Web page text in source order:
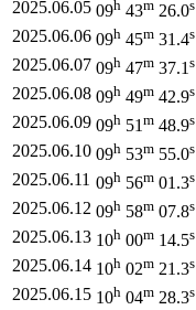
2025.06.05 09h 43m 26.0s
2025.06.06 09h 45m 31.4s
2025.06.07 09h 47m 37.1 s
2025.06.08 09h 49m 42.9s
2025.06.09 09h 51 m 48.9s
2025.06.10 09h 53m 55.0s
2025.06.11 09h 56m 01.3s
2025.06.12 09h 58m 07.8s
2025.06.13 10h 00m 14.5s
2025.06.14 10h 02m 21.3s
2025.06.15 10h 04m 28.3s